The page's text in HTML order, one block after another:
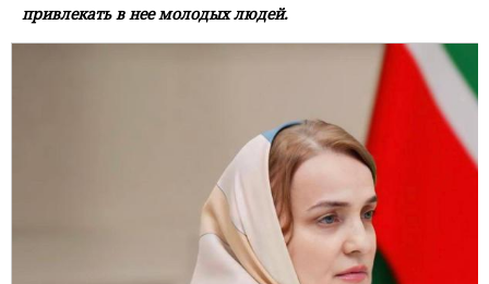
привлекать в нее молодых людей.